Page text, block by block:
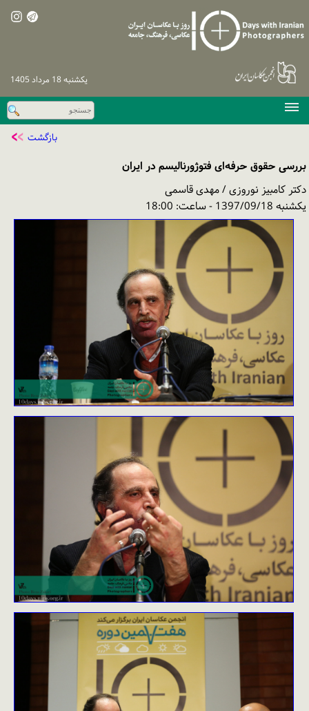
یكشنبه 18 مرداد 1405
اخبار
نشست‌های تخصصی
نظرسنجی
پیگیری / ورود
تماس با ما
بازگشت
بررسی حقوق حرفه‌ای فتوژورنالیسم در ایران
دکتر کامبیز نوروزی / مهدی قاسمی
یکشنبه 1397/09/18 - ساعت: 18:00